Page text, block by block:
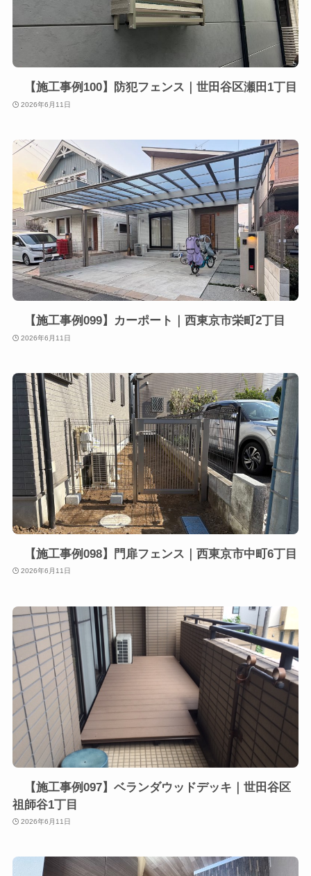
【施工事例100】防犯フェンス｜世田谷区瀬田1丁目
2026年6月11日
【施工事例099】カーポート｜西東京市栄町2丁目
2026年6月11日
【施工事例098】門扉フェンス｜西東京市中町6丁目
2026年6月11日
【施工事例097】ベランダウッドデッキ｜世田谷区
祖師谷1丁目
2026年6月11日